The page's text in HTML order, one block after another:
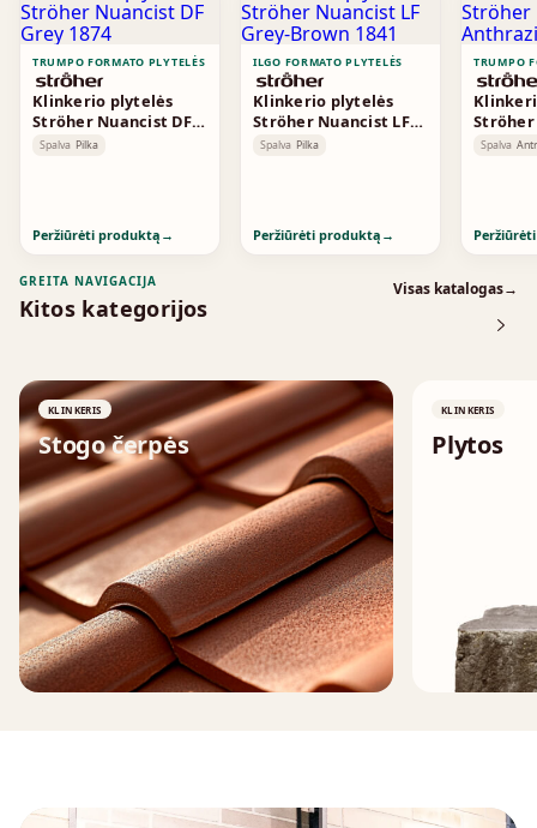
TRUMPO FORMATO PLYTELĖS
Klinkerio plytelės
Ströher Nuancist DF
Grey 1874
Spalva Pilka
Peržiūrėti produktą →
ILGO FORMATO PLYTELĖS
Klinkerio plytelės
Ströher Nuancist LF
Grey-Brown 1841
Spalva Pilka
Peržiūrėti produktą →
TRUMPO
Ströher
Spalva
GREITA NAVIGACIJA
Kitos kategorijos
Visas katalogas→
KLINKERIS
Stogo čerpės
↗
KLINKERIS
Plytos